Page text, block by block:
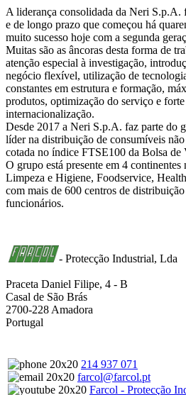
A liderança consolidada da Neri S.p.A.
e de longo prazo que começou há
muito sucesso hoje com a segunda
Muitas são as âncoras desta forma de
atenção especial à investigação,
negócio flexível, utilização de
constantes em estrutura e formação,
produtos, optimização do serviço e
internacionalização.
Desde 2017 a Neri S.p.A. faz parte do
líder na distribuição de consumíveis não
cotada no índice FTSE100 da Bolsa de
O grupo está presente em 4 continentes
Limpeza e Higiene, Foodservice,
com mais de 600 centros de
funcionários.
- Protecção Industrial, Lda
Praceta Daniel Filipe, 4 - B
Casal de São Brás
2700-228 Amadora
Portugal
214 937 071
farcol@farcol.pt
Farcol - Protecção